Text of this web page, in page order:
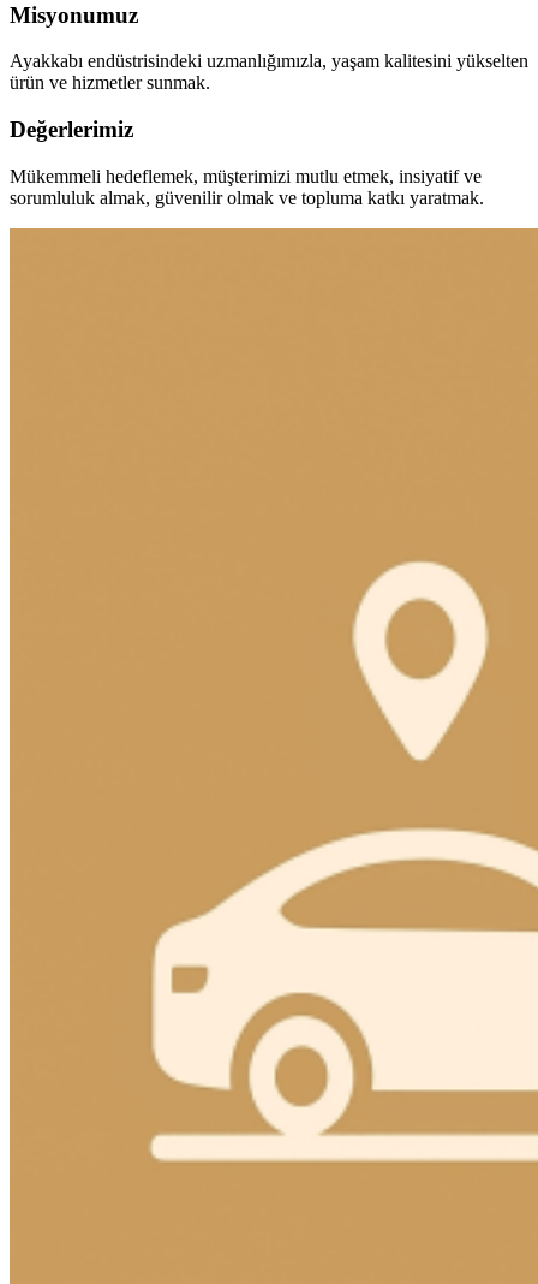
Misyonumuz
Ayakkabı endüstrisindeki uzmanlığımızla, yaşam kalitesini yükselten
ürün ve hizmetler sunmak.
Değerlerimiz
Mükemmeli hedeflemek, müşterimizi mutlu etmek, insiyatif ve
sorumluluk almak, güvenilir olmak ve topluma katkı yaratmak.